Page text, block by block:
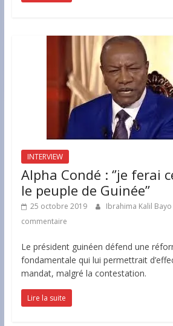
INTERVIEW
Alpha Condé : ‘’je ferai
le peuple de Guinée’’
25 octobre 2019 Ibrahima Kalil Bayo
commentaire
Le président guinéen défend une
fondamentale qui lui permettrait
mandat, malgré la contestation.
Lire la suite